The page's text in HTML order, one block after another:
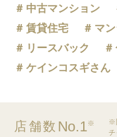
中古マンション
賃貸住宅
マ
リースバック
ケインコスギさん
店舗数 No.1※
※
チ